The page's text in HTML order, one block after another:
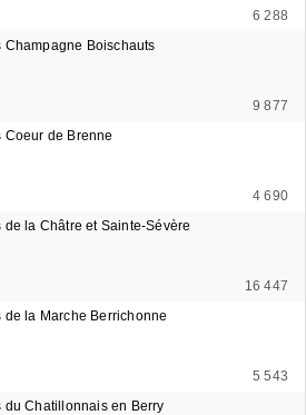
6 288
Boischauts
9 877
Coeur de Brenne
4 690
la Châtre et Sainte-Sévère
16 447
la Marche Berrichonne
5 543
du Chatillonnais en Berry